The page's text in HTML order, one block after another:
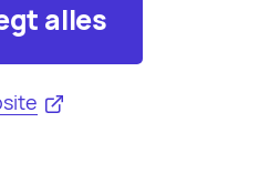
alles